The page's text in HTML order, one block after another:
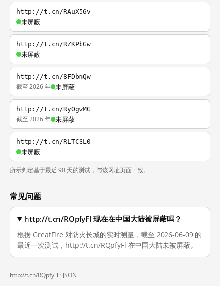
http://t.cn/RAuX56v
未屏蔽
http://t.cn/RZKPbGw
未屏蔽
http://t.cn/8FDbmQw
截至 2026 年 未屏蔽
http://t.cn/RyOgwMG
截至 2026 年 未屏蔽
http://t.cn/RLTCSL0
未屏蔽
所示判定基于最近 90 天的测试，与该网址页面一致。
常见问题
http://t.cn/RQpfyFl 现在在中国大陆被屏蔽吗？
根据 GreatFire 对防火长城的实时测量，截至 2026-06-09 的
最近一次测试，http://t.cn/RQpfyFl 在中国大陆未被屏蔽。
http://t.cn/RQpfyFl · JSON